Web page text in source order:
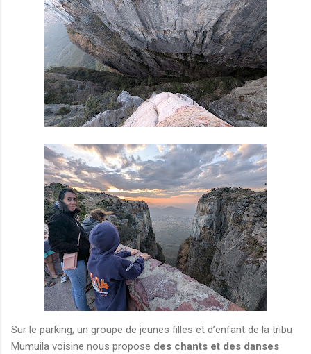
Sur le parking, un groupe de jeunes filles et d’enfant de la tribu
Mumuila voisine nous propose des chants et des danses